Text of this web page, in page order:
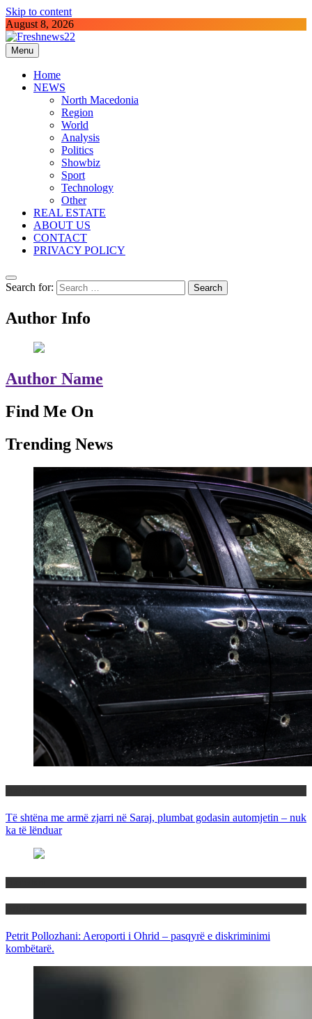
Skip to content
August 8, 2026
Freshnews22
Best News Website in North Macedonia
Menu
Home
NEWS
North Macedonia
Region
World
Analysis
Politics
Showbiz
Sport
Technology
Other
REAL ESTATE
ABOUT US
CONTACT
PRIVACY POLICY
Search for:
Author Info
Author Name
Find Me On
Trending News
Të shtëna me armë zjarri në Saraj, plumbat godasin automjetin – nuk
ka të lënduar
Petrit Pollozhani: Aeroporti i Ohrid – pasqyrë e diskriminimi
kombëtarë.